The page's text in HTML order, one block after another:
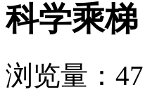
科学乘
浏览量：